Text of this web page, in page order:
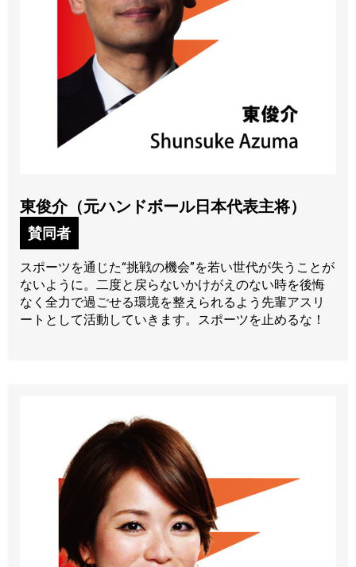
東俊介（元ハンドボール日本代表主将）
賛同者
スポーツを通じた“挑戦の機会”を若い世代が失うことが
ないように。二度と戻らないかけがえのない時を後悔
なく全力で過ごせる環境を整えられるよう先輩アスリ
ートとして活動していきます。スポーツを止めるな！